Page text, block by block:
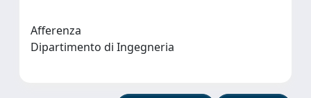
Afferenza
Dipartimento di Ingegneria